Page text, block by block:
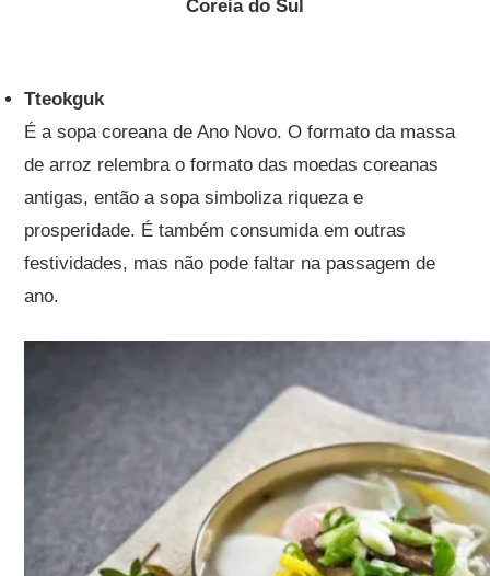
Coreia do Sul
Tteokguk
É a sopa coreana de Ano Novo. O formato da massa
de arroz relembra o formato das moedas coreanas
antigas, então a sopa simboliza riqueza e
prosperidade. É também consumida em outras
festividades, mas não pode faltar na passagem de
ano.